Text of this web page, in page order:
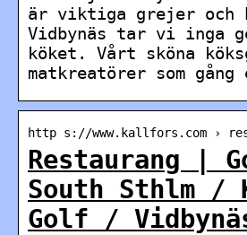
är viktiga grejer och
Vidbynäs tar vi inga
köket. Vårt sköna
matkreatörer som
http s://www.kallfors.com ›
Restaurang |
South Sthlm /
Golf /